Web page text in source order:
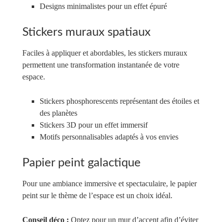
Designs minimalistes pour un effet épuré
Stickers muraux spatiaux
Faciles à appliquer et abordables, les stickers muraux
permettent une transformation instantanée de votre
espace.
Stickers phosphorescents représentant des étoiles et
des planètes
Stickers 3D pour un effet immersif
Motifs personnalisables adaptés à vos envies
Papier peint galactique
Pour une ambiance immersive et spectaculaire, le papier
peint sur le thème de l’espace est un choix idéal.
Conseil déco : Optez pour un mur d’accent afin d’éviter